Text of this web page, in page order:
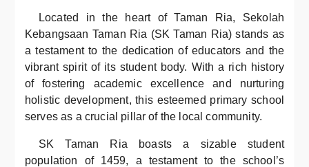
Located in the heart of Taman Ria, Sekolah
Kebangsaan Taman Ria (SK Taman Ria) stands as
a testament to the dedication of educators and the
vibrant spirit of its student body. With a rich history
of fostering academic excellence and nurturing
holistic development, this esteemed primary school
serves as a crucial pillar of the local community.
SK Taman Ria boasts a sizable student
population of 1459, a testament to the school’s